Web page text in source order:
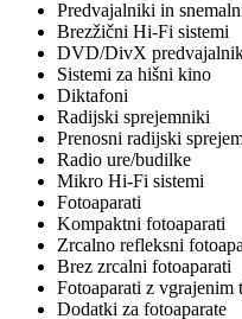
Predvajalniki in
Brezžični Hi-Fi sistemi
DVD/DivX
Sistemi za hišni kino
Diktafoni
Radijski sprejemniki
Prenosni radijski
Radio ure/budilke
Mikro Hi-Fi sistemi
Fotoaparati
Kompaktni fotoaparati
Zrcalno refleksni
Brez zrcalni fotoaparati
Fotoaparati z vgrajenim
Dodatki za fotoaparate